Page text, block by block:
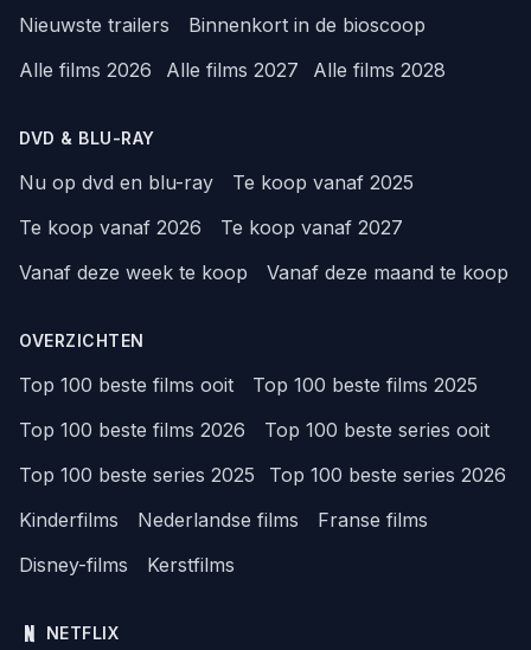
Nieuwste trailers
Binnenkort in de bioscoop
Alle films 2026
Alle films 2027 Alle films 2028
DVD & BLU-RAY
Nu op dvd en blu-ray
Te koop vanaf 2025
Te koop vanaf 2026
Te koop vanaf 2027
Vanaf deze week te koop
Vanaf deze maand te koop
OVERZICHTEN
Top 100 beste films ooit
Top 100 beste films 2025
Top 100 beste films 2026
Top 100 beste series ooit
Top 100 beste series 2025
Top 100 beste series 2026
Kinderfilms
Nederlandse films
Franse films
Disney-films
Kerstfilms
NETFLIX